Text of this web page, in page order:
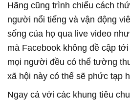
Hãng cũng trình chiếu cách
người nổi tiếng và vận động
sống của họ qua live video
mà Facebook không đề cập
mọi người đều có thể tường
xã hội này có thể sẽ phức tạp
Ngay cả với các khung tiêu